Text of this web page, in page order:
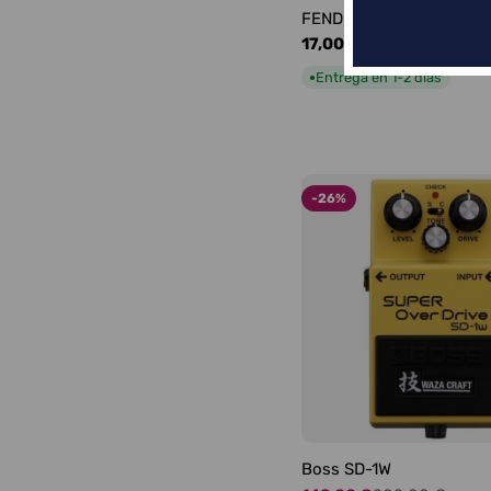
FENDER LOGO
Precio
habitual
17,00 €
●Entrega en 1-2 días
-26%
Boss SD-1W